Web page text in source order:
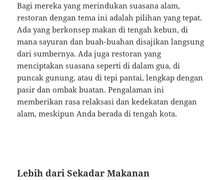
Bagi mereka yang merindukan suasana alam,
restoran dengan tema ini adalah pilihan yang tepat.
Ada yang berkonsep makan di tengah kebun, di
mana sayuran dan buah-buahan disajikan langsung
dari sumbernya. Ada juga restoran yang
menciptakan suasana seperti di dalam gua, di
puncak gunung, atau di tepi pantai, lengkap dengan
pasir dan ombak buatan. Pengalaman ini
memberikan rasa relaksasi dan kedekatan dengan
alam, meskipun Anda berada di tengah kota.
Lebih dari Sekadar Makanan